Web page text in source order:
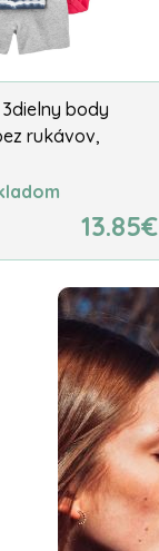
3dielny body
rukávov,
13.85€